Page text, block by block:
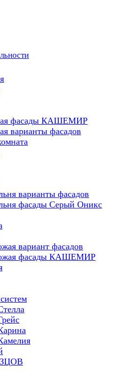
фасады КАШЕМИР
варианты фасадов
варианты фасадов
фасады Серый Оникс
вариант фасадов
фасады КАШЕМИР